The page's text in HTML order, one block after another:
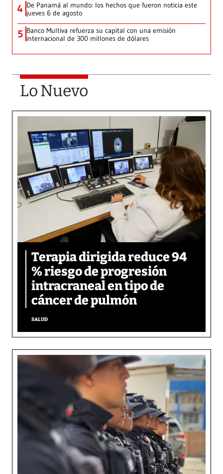
4 De Panamá al mundo: los hechos que fueron noticia este
jueves 6 de agosto
5 Banco Multiva refuerza su capital con una emisión
internacional de 300 millones de dólares
Lo Nuevo
Terapia dirigida reduce 94
% riesgo de progresión
intracraneal en tipo de
cáncer de pulmón
SALUD